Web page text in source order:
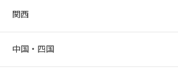
関西
中国・四国